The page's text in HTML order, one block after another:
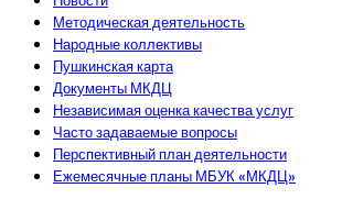
Методическая деятельность
Народные коллективы
Пушкинская карта
Документы МКДЦ
Независимая оценка качества услуг
Часто задаваемые вопросы
Перспективный план деятельности
Ежемесячные планы МБУК «МКДЦ»